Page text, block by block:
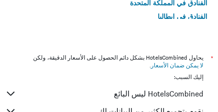
الفنادق في المملكة المتحدة
الفنادق في إيطاليا
*
يحاول HotelsCombined بشكل دائم الحصول على الأسعار الدقيقة، ولكن
لا يمكن ضمان الأسعار .
إليك السبب:
HotelsCombined ليس البائع